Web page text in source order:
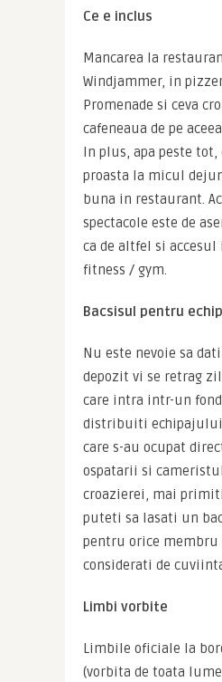
Ce e inclus
Mancarea la
Windjammer, in
Promenade si ceva
cafeneaua de pe
In plus, apa peste tot,
proasta la micul
buna in restaurant.
spectacole este de
ca de altfel si accesul
fitness / gym.
Bacsisul pentru
Nu este nevoie sa
depozit vi se retrag
care intra intr-un
distribuiti echipajului
care s-au ocupat
ospatarii si
croazierei, mai
puteti sa lasati un
pentru orice
considerati de
Limbi vorbite
Limbile oficiale la
(vorbita de toata